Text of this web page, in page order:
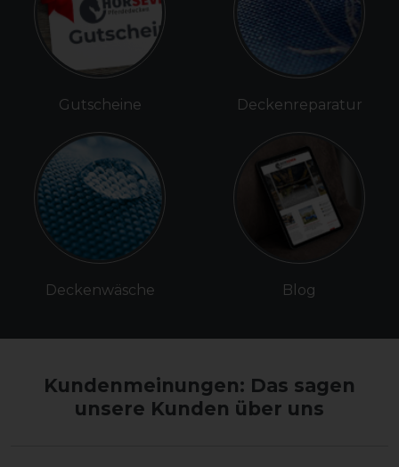
Gutscheine
Deckenwäsche
Deckenreparatur
Blog
Kundenmeinungen: Das sagen
unsere Kunden über uns